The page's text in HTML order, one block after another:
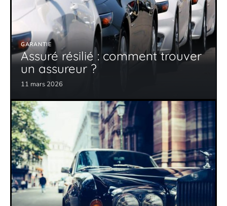
GARANTIE
Assuré résilié : comment trouver
un assureur ?
11 mars 2026